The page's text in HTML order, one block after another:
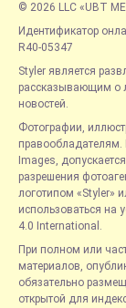
© 2026 LLC «UBT
Идентификатор
R40-05347
Styler является
рассказывающим о
новостей.
Фотографии,
правообладателям.
Images,
разрешения
логотипом «Styler»
использоваться на
4.0 International.
При полном или
материалов,
обязательно
открытой для